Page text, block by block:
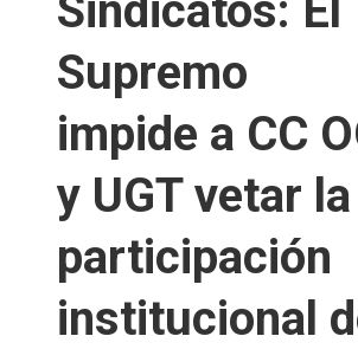
Sindicatos: El
Supremo
impide a CC
y UGT vetar la
participación
institucional